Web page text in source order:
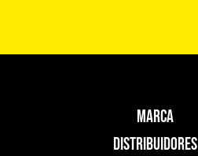
Marca
Distribuidores